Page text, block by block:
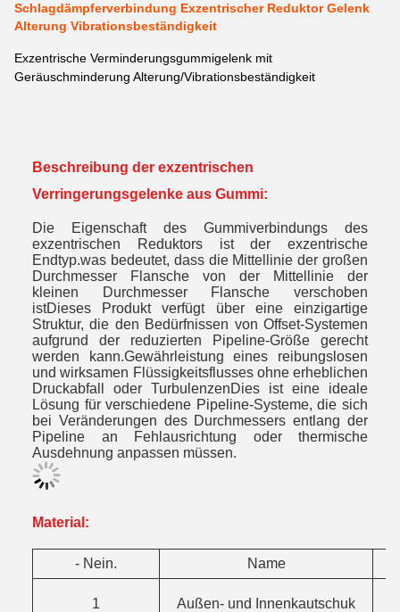
Schlagdämpferverbindung Exzentrischer Reduktor Gelenk
Alterung Vibrationsbeständigkeit
Exzentrische Verminderungsgummigelenk mit
Geräuschminderung Alterung/Vibrationsbeständigkeit
Beschreibung der exzentrischen
Verringerungsgelenke aus Gummi:
Die Eigenschaft des Gummiverbindungs des
exzentrischen Reduktors ist der exzentrische
Endtyp.was bedeutet, dass die Mittellinie der großen
Durchmesser Flansche von der Mittellinie der
kleinen Durchmesser Flansche verschoben
istDieses Produkt verfügt über eine einzigartige
Struktur, die den Bedürfnissen von Offset-Systemen
aufgrund der reduzierten Pipeline-Größe gerecht
werden kann.Gewährleistung eines reibungslosen
und wirksamen Flüssigkeitsflusses ohne erheblichen
Druckabfall oder TurbulenzenDies ist eine ideale
Lösung für verschiedene Pipeline-Systeme, die sich
bei Veränderungen des Durchmessers entlang der
Pipeline an Fehlausrichtung oder thermische
Ausdehnung anpassen müssen.
Material:
- Nein. Name
1 Außen- und Innenkautschuk